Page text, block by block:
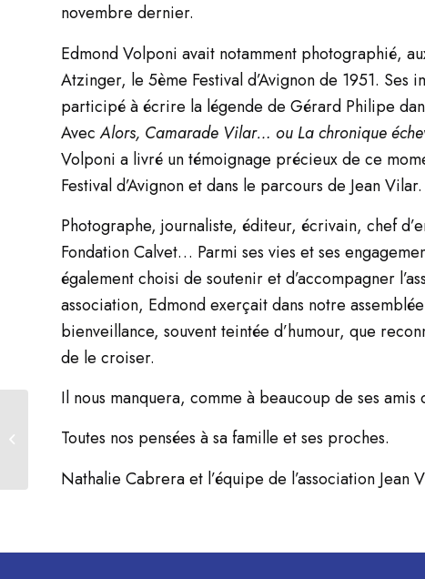
novembre dernier.
Edmond Volponi avait notamment photographié,
Atzinger, le 5ème Festival d’Avignon de 1951. Ses
participé à écrire la légende de Gérard Philipe
AvecAlors, Camarade Vilar… ou La chronique
Volponi a livré un témoignage précieux de ce
Festival d’Avignon et dans le parcours de Jean Vilar.
Photographe, journaliste, éditeur, écrivain, chef
Fondation Calvet… Parmi ses vies et ses
également choisi de soutenir et d’accompagner
association, Edmond exerçait dans notre
bienveillance, souvent teintée d’humour, que
de le croiser.
Il nous manquera, comme à beaucoup de ses amis
Toutes nos pensées à sa famille et ses proches.
Nathalie Cabrera et l’équipe de l’association Jean
jeunes visiteurs
accompagne désormais
nos expositions...